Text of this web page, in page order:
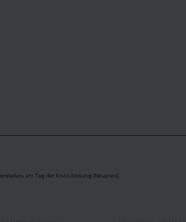
am Tag der Erstzulassung (Neupreis).